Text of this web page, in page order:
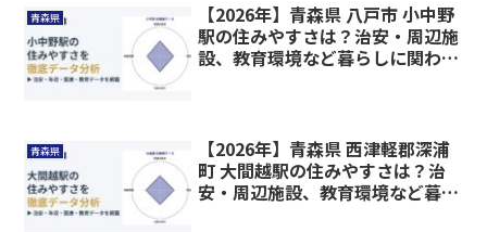
青森県
【2026年】青森県 八戸市 小中野
駅の住みやすさは？治安・周辺施
設、教育環境など暮らしに関わる
青森県
【2026年】青森県 西津軽郡深浦
町 大間越駅の住みやすさは？治
安・周辺施設、教育環境など暮ら